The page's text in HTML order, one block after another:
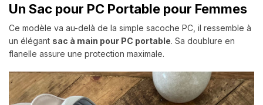
Un Sac pour PC Portable pour Femmes
Ce modèle va au-delà de la simple sacoche PC, il ressemble à
un élégant sac à main pour PC portable. Sa doublure en
flanelle assure une protection maximale.